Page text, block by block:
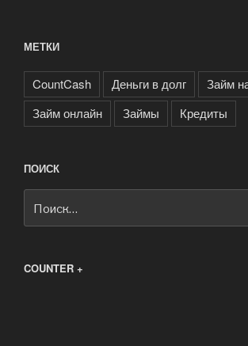
МЕТКИ
CountCash Деньги в долг
Займ
Займ онлайн
Займы Кредиты
ПОИСК
COUNTER +